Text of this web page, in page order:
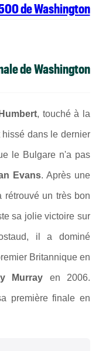
de Washington
de Washington
, touché à la
dans le dernier
le Bulgare n'a pas
Evans. Après une
rétrouvé un très bon
sa jolie victoire sur
il a dominé
Britannique en
Murray en 2006.
première finale en